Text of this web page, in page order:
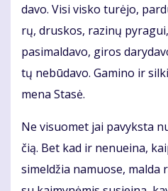
da­vo. Vi­si vis­ko tu­rė­jo,
rų, drus­kos, ra­zi­nų
pa­si­mal­da­vo, gi­ros
tų ne­bū­da­vo. Ga­mi­no ir
me­na Sta­sė.
Ne vi­suo­met jai pa­vyks­ta
čią. Bet kad ir ne­nu­ei­na,
si­mel­džia na­muo­se, mal­da